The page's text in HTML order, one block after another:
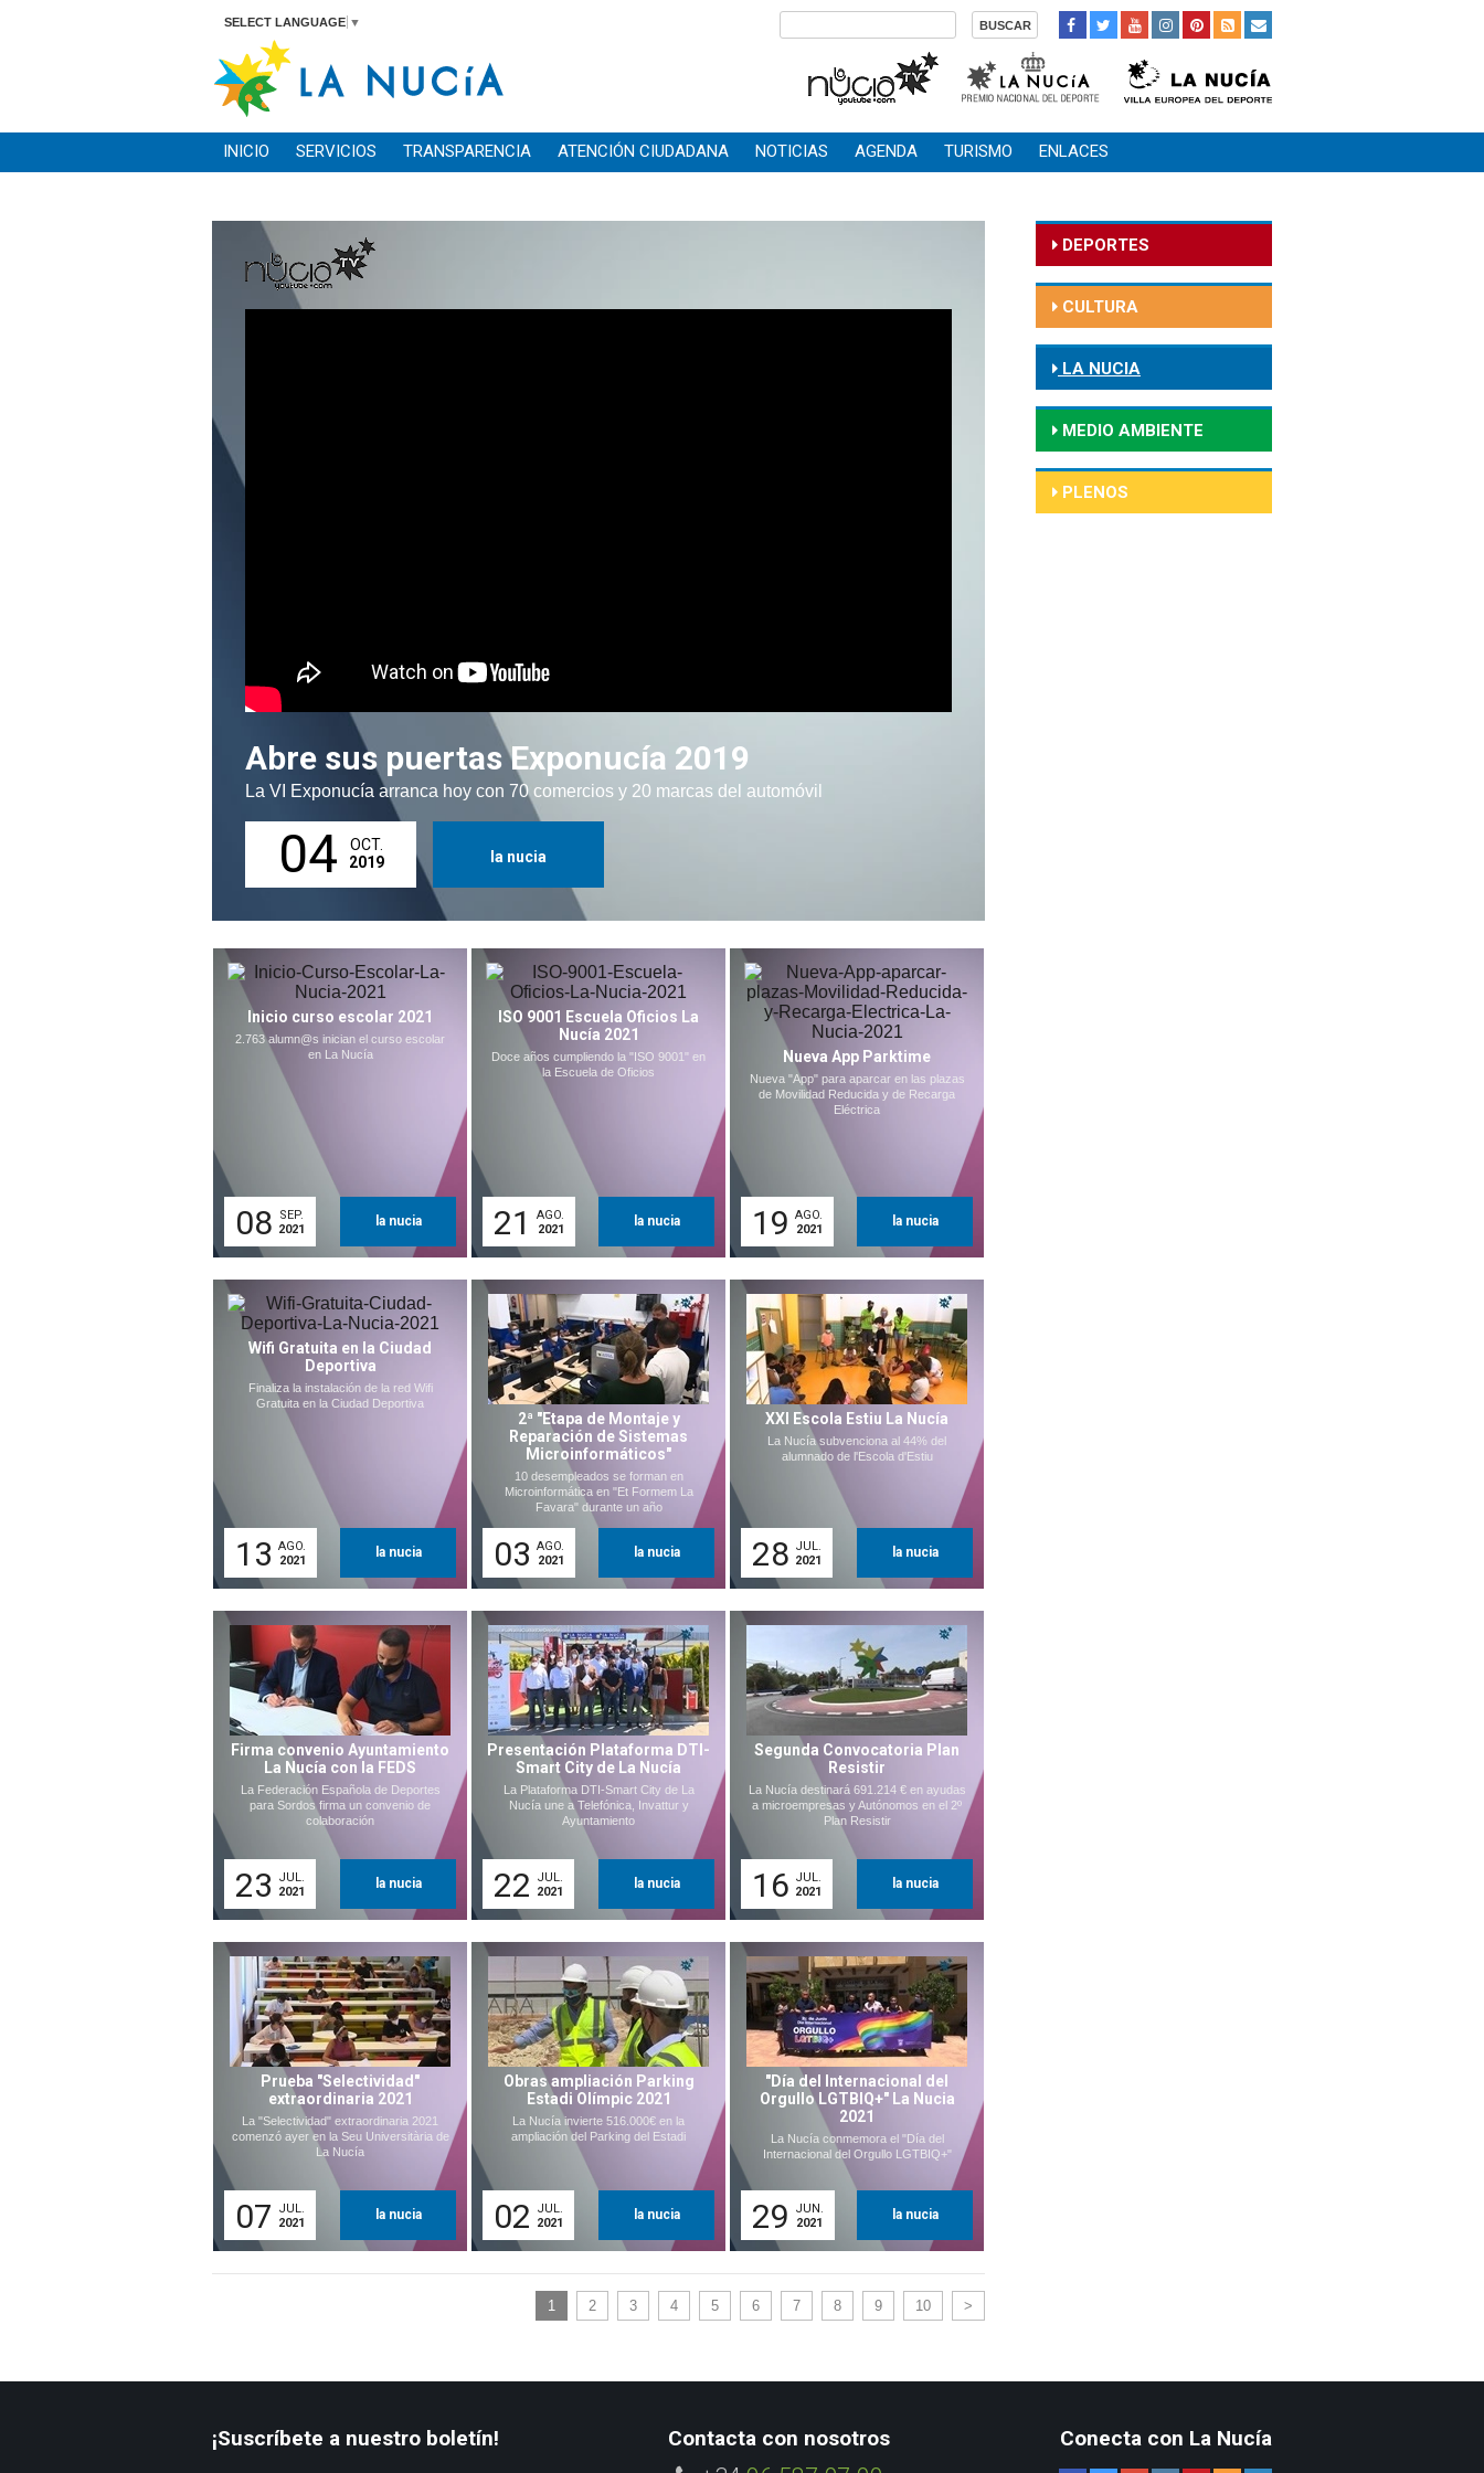
SELECT LANGUAGE ▼
INICIO SERVICIOS TRANSPARENCIA ATENCIÓN CIUDADANA NOTICIAS AGENDA TURISMO ENLACES
Abre sus puertas Exponucía 2019
La VI Exponucía arranca hoy con 70 comercios y 20 marcas del automóvil
04
OCT.
2019
la nucia
Inicio curso escolar 2021
2.763 alumn@s inician el curso escolar
en La Nucía
08
SEP.
2021
la nucia
ISO 9001 Escuela Oficios La
Nucía 2021
Doce años cumpliendo la "ISO 9001" en
la Escuela de Oficios
21
AGO.
2021
la nucia
Nueva App Parktime
Nueva "App" para aparcar en las plazas
de Movilidad Reducida y de Recarga
Eléctrica
19 AGO.
2021
la nucia
Wifi Gratuita en la Ciudad
Deportiva
Finaliza la instalación de la red Wifi
Gratuita en la Ciudad Deportiva
13 AGO.
2021
la nucia
2ª "Etapa de Montaje y
Reparación de Sistemas
Microinformáticos"
10 desempleados se forman en
Microinformática en "Et Formem La
Favara" durante un año
03 AGO.
2021
la nucia
XXI Escola Estiu La Nucía
La Nucía subvenciona al 44% del
alumnado de l'Escola d'Estiu
28 JUL.
2021
la nucia
Firma convenio Ayuntamiento
La Nucía con la FEDS
La Federación Española de Deportes
para Sordos firma un convenio de
colaboración
23
JUL.
2021
la nucia
Presentación Plataforma DTI-
Smart City de La Nucía
La Plataforma DTI-Smart City de La
Nucía une a Telefónica, Invattur y
Ayuntamiento
22
JUL.
2021
la nucia
Segunda Convocatoria Plan
Resistir
La Nucía destinará 691.214 € en ayudas
a microempresas y Autónomos en el 2º
Plan Resistir
16 JUL.
2021
la nucia
Prueba "Selectividad"
extraordinaria 2021
La "Selectividad" extraordinaria 2021
comenzó ayer en la Seu Universitària de
La Nucía
07
JUL.
2021
la nucia
Obras ampliación Parking
Estadi Olímpic 2021
La Nucía invierte 516.000€ en la
ampliación del Parking del Estadi
02
JUL.
2021
la nucia
"Día del Internacional del
Orgullo LGTBIQ+" La Nucia
2021
La Nucía conmemora el "Día del
Internacional del Orgullo LGTBIQ+"
29
JUN.
2021
la nucia
1 2 3 4 5 6 7 8 9 10 >
DEPORTES
CULTURA
LA NUCIA
MEDIO AMBIENTE
PLENOS
¡Suscríbete a nuestro boletín! Contacta con nosotros Conecta con La Nucía